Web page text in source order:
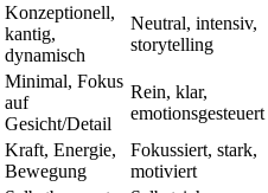
Konzeptionell,
kantig,
dynamisch
Neutral, intensiv,
storytelling
Minimal, Fokus
auf
Gesicht/Detail
Rein, klar,
emotionsgesteuert
Kraft, Energie,
Bewegung
Fokussiert, stark,
motiviert